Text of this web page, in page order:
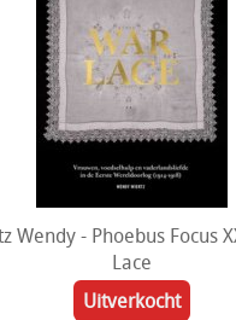
Wendy - Phoebus Focus
Lace
Uitverkocht